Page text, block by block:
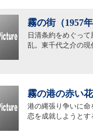
霧の街（1957年
日清条約をめぐっ
乱。東千代之介の現
霧の港の赤い
港の縄張り争いに
恋を成就しようと